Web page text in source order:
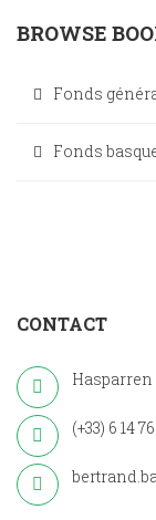
BROWSE
Fonds
Fonds
CONTACT
Hasparren
(+33) 6 14